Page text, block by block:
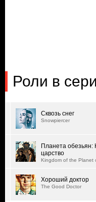
Роли в
Сквозь снег
Snowpiercer
Планета обезьян:
царство
Kingdom of the Planet
Хороший доктор
The Good Doctor